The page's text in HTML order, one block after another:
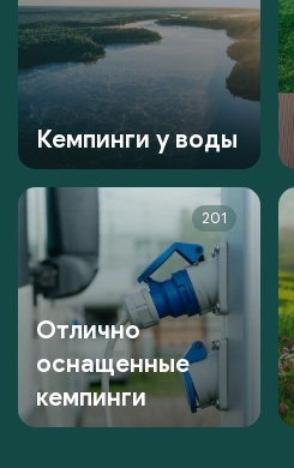
Кемпинги у воды
201
Отлично
оснащенные
кемпинги